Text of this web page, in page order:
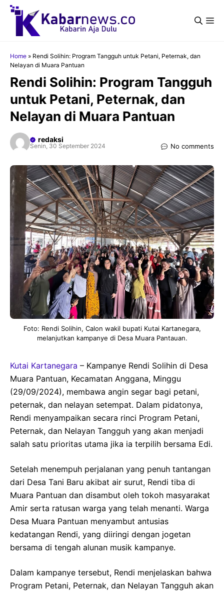
Langsung
Home » Rendi Solihin: Program Tangguh untuk Petani, Peternak, dan
Nelayan di Muara Pantuan
Rendi Solihin: Program Tangguh
untuk Petani, Peternak, dan
Nelayan di Muara Pantuan
redaksi
Senin, 30 September 2024 No comments
Foto: Rendi Solihin, Calon wakil bupati Kutai Kartanegara,
melanjutkan kampanye di Desa Muara Pantauan.
Kutai Kartanegara – Kampanye Rendi Solihin di Desa
Muara Pantuan, Kecamatan Anggana, Minggu
(29/09/2024), membawa angin segar bagi petani,
peternak, dan nelayan setempat. Dalam pidatonya,
Rendi menyampaikan secara rinci Program Petani,
Peternak, dan Nelayan Tangguh yang akan menjadi
salah satu prioritas utama jika ia terpilih bersama Edi.
Setelah menempuh perjalanan yang penuh tantangan
dari Desa Tani Baru akibat air surut, Rendi tiba di
Muara Pantuan dan disambut oleh tokoh masyarakat
Amir serta ratusan warga yang telah menanti. Warga
Desa Muara Pantuan menyambut antusias
kedatangan Rendi, yang diiringi dengan jogetan
bersama di tengah alunan musik kampanye.
Dalam kampanye tersebut, Rendi menjelaskan bahwa
Program Petani, Peternak, dan Nelayan Tangguh akan